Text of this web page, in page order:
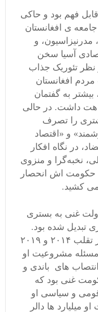
قابل فهم بود و حاکی
ی افغانستان
و
آسیا سخن
تئوریک جذاب
افغانستان
بیشتر به گفتمان
داشت. در حالی
را تصرف
و «اقتصاد
در نگاه افکار
نخبه‌گرا و منزوی
حکومت اش انحصار
کشید.
غنی به بستری
تبدیل شده بود.
فساد انتخاباتی در انتخابات پر از تقلب ۲۰۱۴ و ۲۰۱۹
مشروعیت او
های باندی و
غنی بود که
و سیاسی او
ها دالر